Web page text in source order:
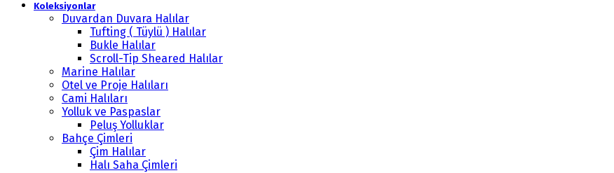
Koleksiyonlar
Duvardan Duvara Halılar
Tufting ( Tüylü ) Halılar
Bukle Halılar
Scroll-Tip Sheared Halılar
Marine Halılar
Otel ve Proje Halıları
Cami Halıları
Yolluk ve Paspaslar
Peluş Yolluklar
Bahçe Çimleri
Çim Halılar
Halı Saha Çimleri